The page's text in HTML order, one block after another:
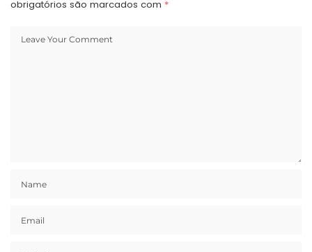
obrigatórios são marcados com *